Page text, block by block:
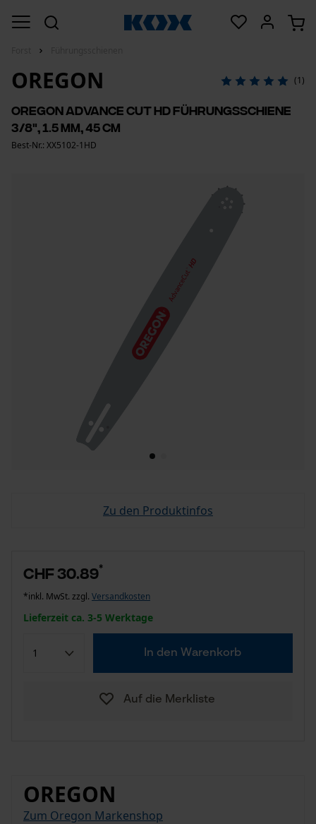
OREGON (1)
Oregon Advance Cut HD Führungsschiene
3/8", 1.5 mm, 45 cm
Best-Nr.: XX5102-1HD
Zu den Produktinfos
CHF 30.89*
*inkl. MwSt. zzgl. Versandkosten
Lieferzeit ca. 3-5 Werktage
In den Warenkorb
Auf die Merkliste
OREGON
Zum Oregon Markenshop